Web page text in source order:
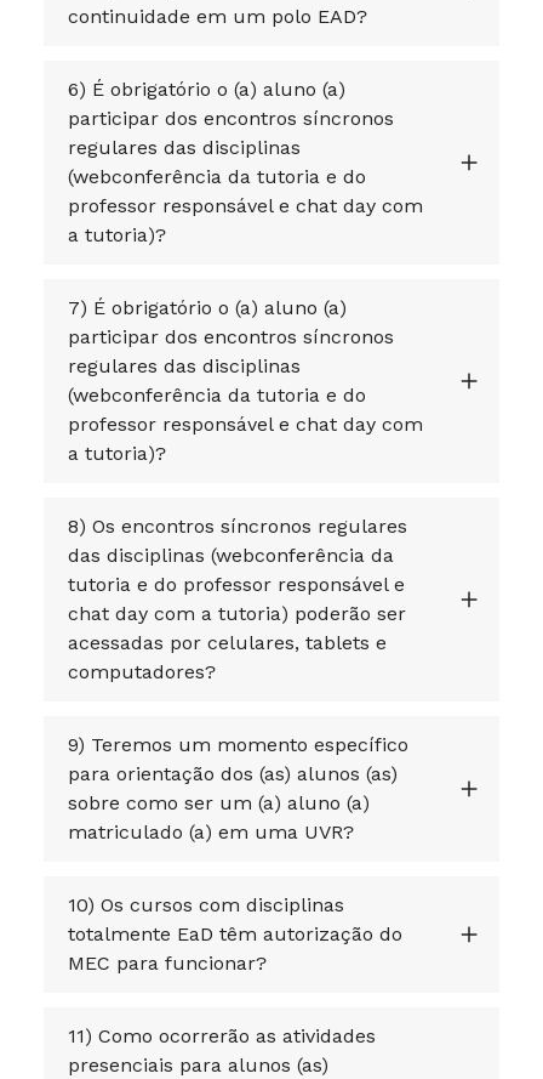
continuidade em um polo EAD?
6) É obrigatório o (a) aluno (a)
participar dos encontros síncronos
regulares das disciplinas
(webconferência da tutoria e do
professor responsável e chat day com
a tutoria)?
7) É obrigatório o (a) aluno (a)
participar dos encontros síncronos
regulares das disciplinas
(webconferência da tutoria e do
professor responsável e chat day com
a tutoria)?
8) Os encontros síncronos regulares
das disciplinas (webconferência da
tutoria e do professor responsável e
chat day com a tutoria) poderão ser
acessadas por celulares, tablets e
computadores?
9) Teremos um momento específico
para orientação dos (as) alunos (as)
sobre como ser um (a) aluno (a)
matriculado (a) em uma UVR?
10) Os cursos com disciplinas
totalmente EaD têm autorização do
MEC para funcionar?
11) Como ocorrerão as atividades
presenciais para alunos (as)